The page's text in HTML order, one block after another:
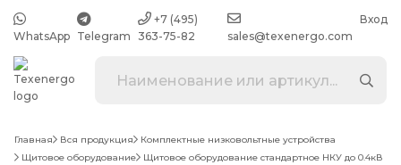
WhatsApp Telegram
+7 (495)
363-75-82
sales@texenergo.com
Вход
Главная Вся продукция
Комплектные низковольтные устройства
Щитовое оборудование
Щитовое оборудование стандартное НКУ до 0.4кВ